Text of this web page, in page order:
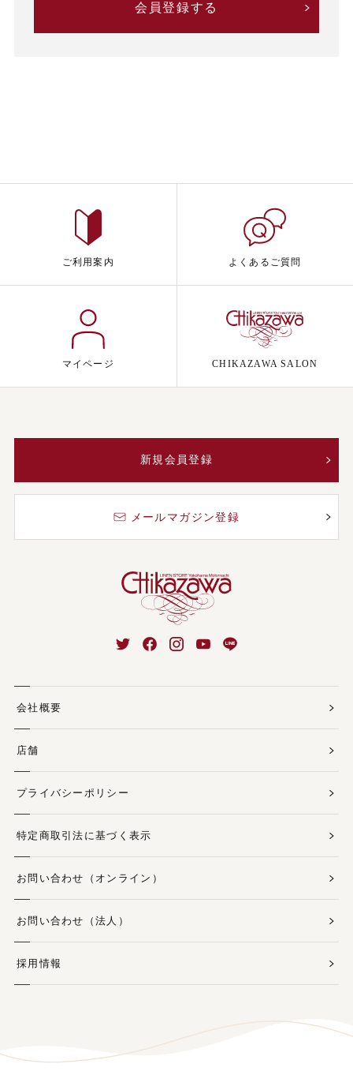
会員登録する
ご利用案内 よくあるご質問
マイページ CHIKAZAWA SALON
新規会員登録
メールマガジン登録
会社概要
店舗
プライバシーポリシー
特定商取引法に基づく表示
お問い合わせ（オンライン）
お問い合わせ（法人）
採用情報